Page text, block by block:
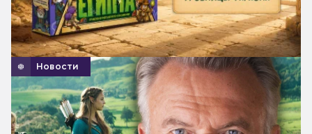
Новости